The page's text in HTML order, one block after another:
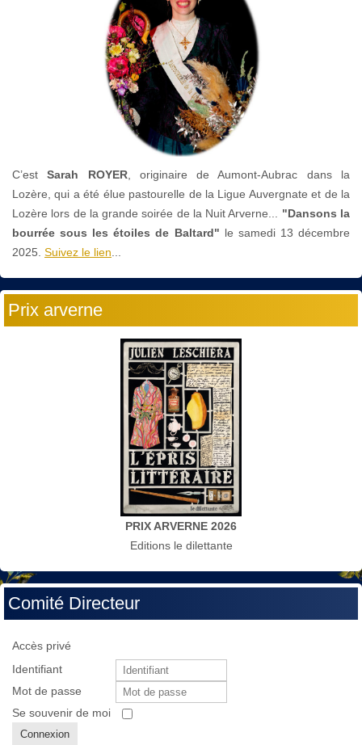
C’estSarah ROYER, originaire de Aumont-Aubrac dans la
Lozère, qui a été élue pastourelle de la Ligue Auvergnate et de la
Lozère lors de la grande soirée de la Nuit Arverne... "Dansons la
bourrée sous les étoiles de Baltard" le samedi 13 décembre
2025. Suivez le lien...
Prix arverne
PRIX ARVERNE 2026
Editions le dilettante
Comité Directeur
Accès privé
Identifiant
Mot de passe
Se souvenir de moi
Connexion